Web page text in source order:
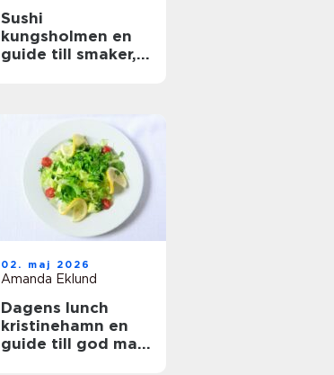
Sushi
kungsholmen en
guide till smaker,
02. maj 2026
Amanda Eklund
Dagens lunch
kristinehamn en
guide till god mat